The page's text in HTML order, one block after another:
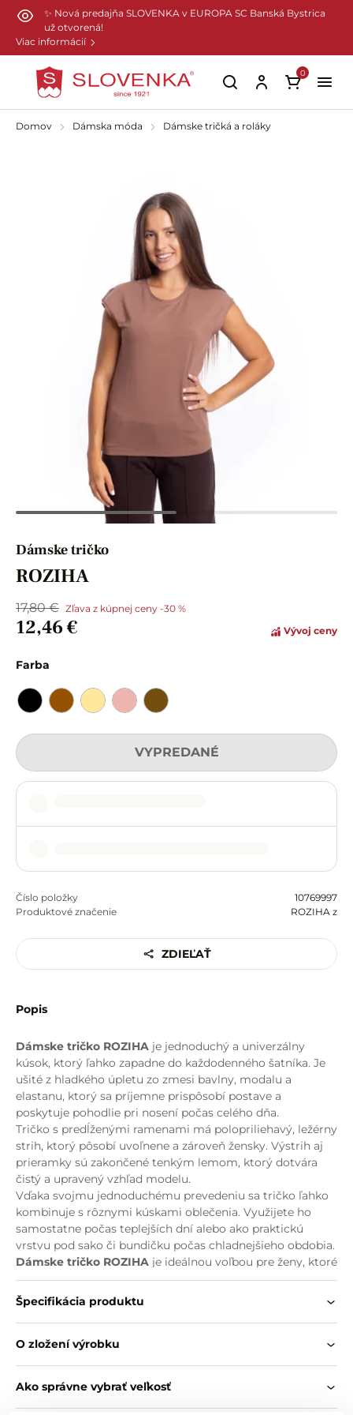
Preskočiť na hlavný obsah
✨ Nová predajňa SLOVENKA v EUROPA SC Banská Bystrica
už otvorená!
Viac informácií
0
Domov Dámska móda Dámske tričká a roláky
Dámske tričko
ROZIHA
17,80 € Zľava z kúpnej ceny -30 %
12,46 € Vývoj ceny
Farba
VYPREDANÉ
Číslo položky
10769997
Produktové značenie
ROZIHA z
ZDIEĽAŤ
Popis
Dámske tričko ROZIHA je jednoduchý a univerzálny
kúsok, ktorý ľahko zapadne do každodenného šatníka. Je
ušité z hladkého úpletu zo zmesi bavlny, modalu a
elastanu, ktorý sa príjemne prispôsobí postave a
poskytuje pohodlie pri nosení počas celého dňa.
Tričko s predĺženými ramenami má polopriliehavý, ležérny
strih, ktorý pôsobí uvoľnene a zároveň žensky. Výstrih aj
prieramky sú zakončené tenkým lemom, ktorý dotvára
čistý a upravený vzhľad modelu.
Vďaka svojmu jednoduchému prevedeniu sa tričko ľahko
kombinuje s rôznymi kúskami oblečenia. Využijete ho
samostatne počas teplejších dní alebo ako praktickú
vrstvu pod sako či bundičku počas chladnejšieho obdobia.
Dámske tričko ROZIHA je ideálnou voľbou pre ženy, ktoré
obľubujú pohodlné a jednoducho kombinovateľné kúsky
na každý deň.
Vlastnosti:
hladký úplet z bavlny, modalu a elastanu
výstrih a prieramky zakončené tenkým lemom
pohodlné každodenné nosenie
Špecifikácia produktu
O zložení výrobku
Ako správne vybrať veľkosť